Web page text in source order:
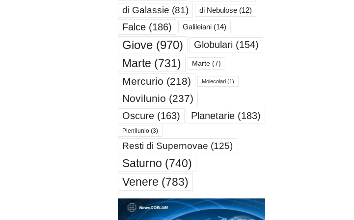
di Galassie (81) di Nebulose(12)
Falce(186) Galileiani(14)
Giove(970) Globulari (154)
Marte (731) Marte(7)
Mercurio (218) Molecolari(1)
Novilunio (237)
Oscure(163) Planetarie(183)
Plenilunio(3)
Resti di Supernovae (125)
Saturno (740)
Venere (783)